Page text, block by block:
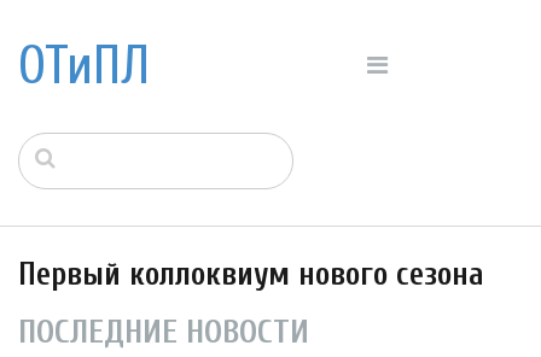
ОТиПЛ
Первый коллоквиум нового сезона
ПОСЛЕДНИЕ НОВОСТИ